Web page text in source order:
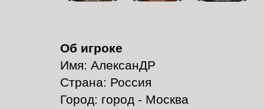
Об игроке
Имя: АлексанДР
Страна: Россия
Город: город - Москва